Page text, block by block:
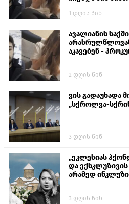
თავს დასხმოდა
1 დღის წინ
ავალიანის
აკავებენ -
2 დღის წინ
ვის გადაუხადა
„სქროლვა-
3 დღის წინ
„ეკლესიას
და ექსკლუზივის
არამედ
3 დღის წინ